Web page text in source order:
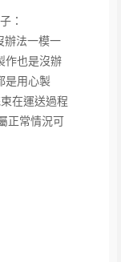
：
辦法一模一
作也是沒辦
是用心製
在運送過程
正常情況可